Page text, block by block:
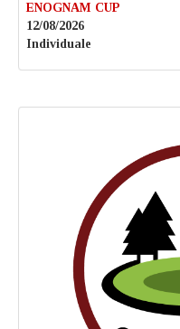
ENOGNAM CUP
12/08/2026
Individuale